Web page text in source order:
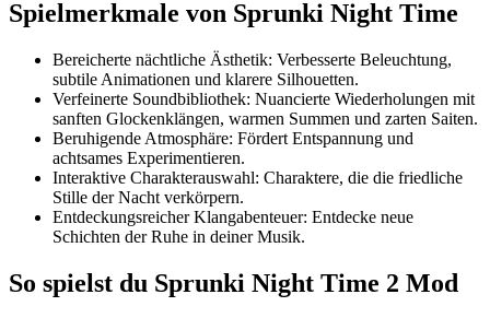
Spielmerkmale von Sprunki Night Time
Bereicherte nächtliche Ästhetik: Verbesserte Beleuchtung,
subtile Animationen und klarere Silhouetten.
Verfeinerte Soundbibliothek: Nuancierte Wiederholungen mit
sanften Glockenklängen, warmen Summen und zarten Saiten.
Beruhigende Atmosphäre: Fördert Entspannung und
achtsames Experimentieren.
Interaktive Charakterauswahl: Charaktere, die die friedliche
Stille der Nacht verkörpern.
Entdeckungsreicher Klangabenteuer: Entdecke neue
Schichten der Ruhe in deiner Musik.
So spielst du Sprunki Night Time 2 Mod